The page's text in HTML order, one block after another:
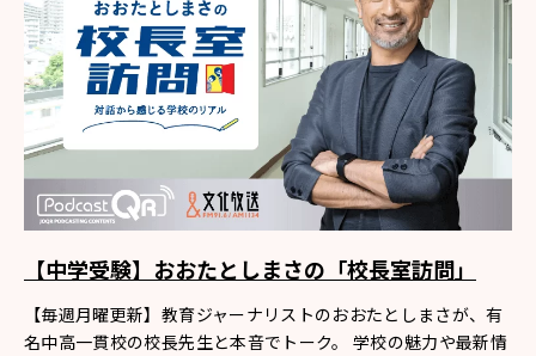
【中学受験】おおたとしまさの「校長室訪問」
【毎週月曜更新】教育ジャーナリストのおおたとしまさが、有
名中高一貫校の校長先生と本音でトーク。 学校の魅力や最新情